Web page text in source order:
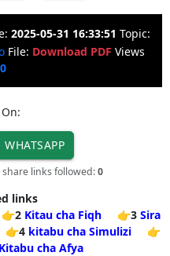
2025-05-31 16:33:51 Topic:
File: Download PDF Views
WHATSAPP
links followed:0
links
👉2 Kitau cha Fiqh 👉3 Sira
👉4 kitabu cha Simulizi
👉
Kitabu cha Afya